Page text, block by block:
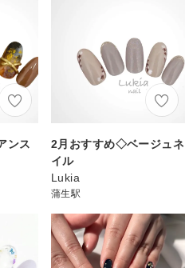
ンス
2月おすすめ◇ベージュネ
イル
Lukia
蒲生駅